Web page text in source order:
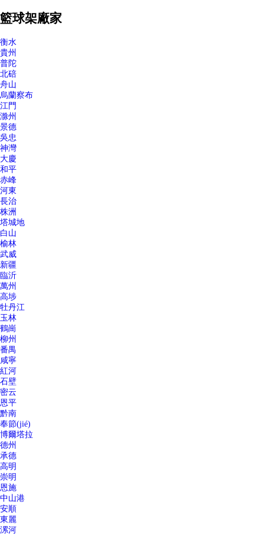
籃球架廠家
衡水
貴州
普陀
北碚
舟山
烏蘭察布
江門
滁州
景德
吳忠
神灣
大慶
和平
赤峰
河東
長治
株洲
塔城地
白山
榆林
武威
新疆
臨沂
萬州
高埗
牡丹江
玉林
鶴崗
柳州
番禺
咸寧
紅河
石壁
密云
恩平
黔南
奉節(jié)
博爾塔拉
德州
承德
高明
崇明
恩施
中山港
安順
東麗
漯河